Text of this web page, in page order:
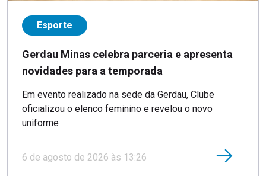
Esporte
Gerdau Minas celebra parceria e apresenta
novidades para a temporada
Em evento realizado na sede da Gerdau, Clube
oficializou o elenco feminino e revelou o novo
uniforme
6 de agosto de 2026 às 13:26